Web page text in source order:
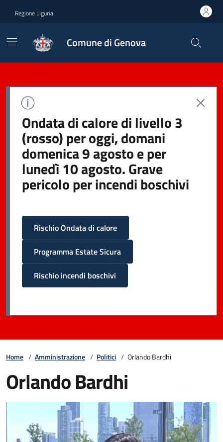
Regione Liguria
Comune di Genova
Ondata di calore di livello 3
(rosso) per oggi, domani
domenica 9 agosto e per
lunedì 10 agosto. Grave
pericolo per incendi boschivi
Rischio Ondata di calore
Programma Estate Sicura
Rischio incendi boschivi
Home / Amministrazione / Politici / Orlando Bardhi
Orlando Bardhi